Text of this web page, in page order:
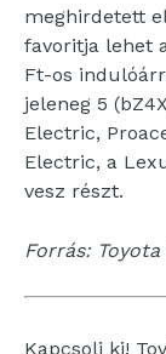
meghirdetett
favoritja lehet
Ft-os
jeleneg 5
Electric,
Electric, a
vesz részt.
Forrás:
Kapcsolj ki!